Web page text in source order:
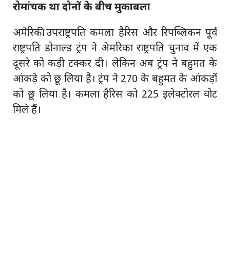
रोमांचक था दोनों के बीच मुकाबला
अमेरिकी उपराष्ट्रपति कमला हैरिस और रिपब्लिकन पूर्व
राष्ट्रपति डोनाल्ड ट्रंप ने अेमरिका राष्ट्रपति चुनाव में एक
दूसरे को कड़ी टक्कर दी। लेकिन अब ट्रंप ने बहुमत के
आंकड़े को छू लिया है। ट्रंप ने 270 के बहुमत के आंकड़ों
को छू लिया है। कमला हैरिस को 225 इलेक्टोरल वोट
मिले हैं।